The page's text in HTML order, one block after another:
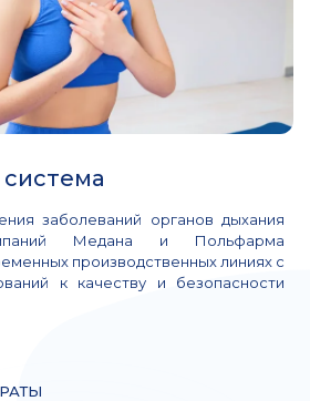
заболеваний органов дыхания
Медана и Польфарма
производственных линиях с
к качеству и безопасности